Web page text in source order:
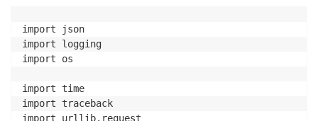
import json
import logging
import os
import time
import traceback
import urllib.request